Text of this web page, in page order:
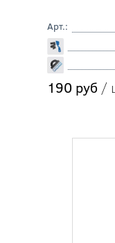
Арт.:
190 руб /